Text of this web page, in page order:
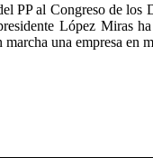
PP al Congreso de
López Miras
una empresa